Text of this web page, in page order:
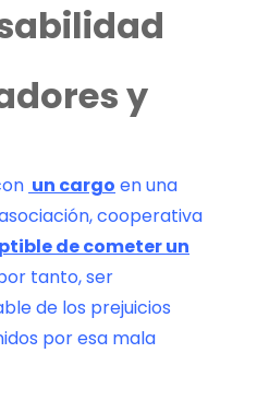
y
un cargo en una
cooperativa
de cometer un
tanto, ser
de los prejuicios
por esa mala